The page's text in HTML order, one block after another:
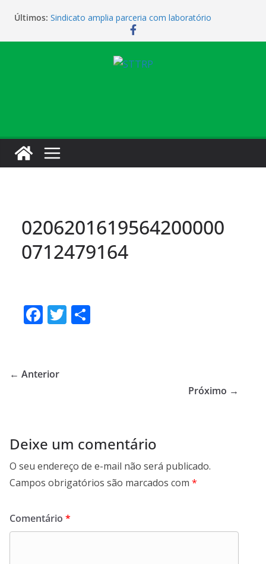
Últimos: Sindicato amplia parceria com laboratório
Sindicato homenageia a categoria pelo Dia do
Motorista
Sindicato realiza assembleia para orientar
cobradores sobre novas possibilidades de
0206201619564200000
0712479164
F
b
T
← Anterior
Próximo →
Deixe um comentário
O seu endereço de e-mail não será publicado.
Campos obrigatórios são marcados com *
Comentário *